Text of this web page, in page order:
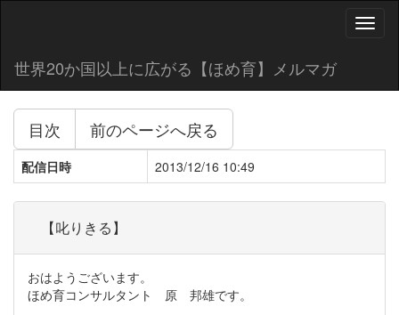
世界20か国以上に広がる【ほめ育】メルマガ
目次 前のページへ戻る
配信日時 2013/12/16 10:49
【叱りきる】
おはようございます。
ほめ育コンサルタント 原 邦雄です。